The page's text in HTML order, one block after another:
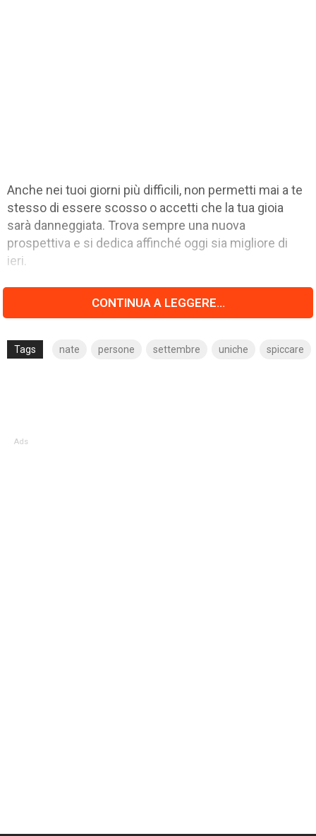
Anche nei tuoi giorni più difficili, non permetti mai a te
stesso di essere scosso o accetti che la tua gioia
sarà danneggiata. Trova sempre una nuova
prospettiva e si dedica affinché oggi sia migliore di
ieri.
CONTINUA A LEGGERE...
Tags nate persone settembre uniche spiccare
Ads